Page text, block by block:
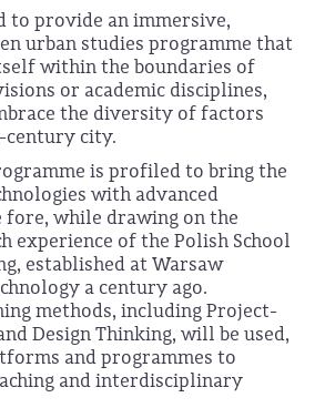
to provide an immersive,
urban studies programme that
within the boundaries of
or academic disciplines,
the diversity of factors
century city.
is profiled to bring the
with advanced
fore, while drawing on the
experience of the Polish School
established at Warsaw
a century ago.
methods, including Project-
Design Thinking, will be used,
and programmes to
and interdisciplinary